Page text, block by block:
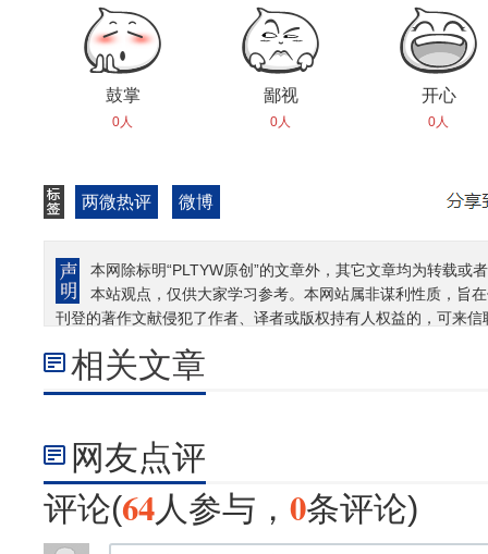
鼓掌
0人
鄙视
0人
开心
0人
两微热评 微博
本网除标明“PLTYW原创”的文章外，其它文章均为转载
本站观点，仅供大家学习参考。本网站属非谋利性质，旨
刊登的著作文献侵犯了作者、译者或版权持有人权益的，可来
相关文章
网友点评
评论(64人参与， 0条评论)